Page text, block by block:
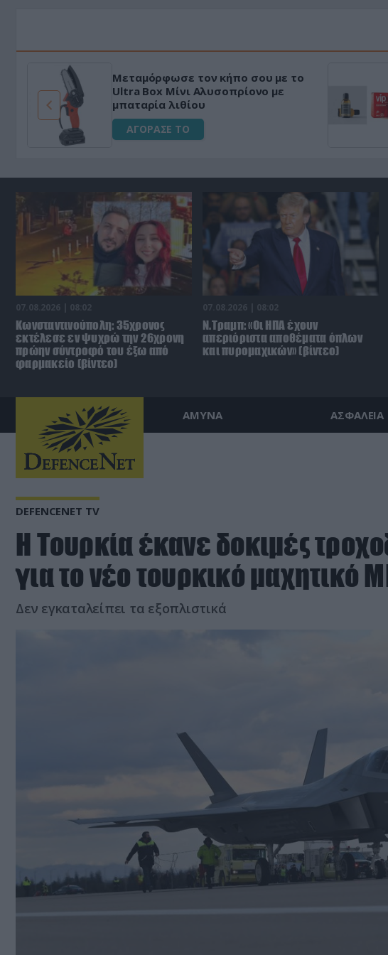
HAPI END: 100% φυτικό διεγερτικό
για άνδρες!
ΑΓΟΡΑΣΕ ΤΟ
07.08.2026 | 08:02
Κωνσταντινούπολη: 35χρονος
εκτέλεσε εν ψυχρώ την 26χρονη
πρώην σύντροφό του έξω από
φαρμακείο (βίντεο)
07.08.2026 | 08:02
Ν.Τραμπ: «Οι ΗΠΑ έχουν
απεριόριστα αποθέματα όπλων
και πυρομαχικών» (βίντεο)
ΑΜΥΝΑ ΑΣΦΑΛΕΙΑ
DEFENCENET TV
Η Τουρκία έκανε δοκιμές
για το νέο τουρκικό μαχητικό
Δεν εγκαταλείπει τα εξοπλιστικά